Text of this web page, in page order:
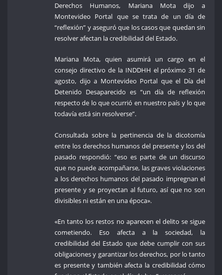
Derechos Humanos, Mariana Mota dijo a
Montevideo Portal que se trata de un día de
“reflexión” y aseguró que los casos que quedan sin
resolver afectan la credibilidad del Estado.
Mariana Mota, quien asumirá un cargo en el
consejo directivo de la INDDHH el próximo 31 de
agosto, dijo a Montevideo Portal que el Día del
Detenido Desaparecido es “un día de reflexión
respecto de lo que ocurrió en nuestro país y lo que
todavía está sin resolverse”.
Consultada sobre la pertinencia de la dicotomía
entre los derechos humanos del presente y los del
pasado respondió: “eso es parte de un discurso
que no puede acompañarse, las graves violaciones
a los derechos humanos del pasado impregnan el
presente y se proyectan al futuro, así que no son
divisibles ni están en una época».
«En tanto los restos no aparecen el delito se sigue
cometiendo. Eso afecta a la sociedad, la
credibilidad del Estado que debe cumplir con sus
obligaciones y garantizar los derechos, por lo tanto
es presente y también afecta la credibilidad cómo